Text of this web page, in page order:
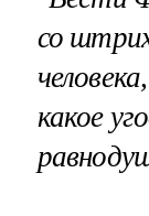
со
какое